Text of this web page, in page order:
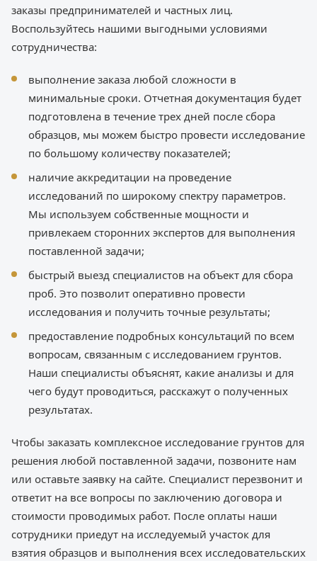
заказы предпринимателей и частных лиц.
Воспользуйтесь нашими выгодными условиями
сотрудничества:
выполнение заказа любой сложности в
минимальные сроки. Отчетная документация будет
подготовлена в течение трех дней после сбора
образцов, мы можем быстро провести исследование
по большому количеству показателей;
наличие аккредитации на проведение
исследований по широкому спектру параметров.
Мы используем собственные мощности и
привлекаем сторонних экспертов для выполнения
поставленной задачи;
быстрый выезд специалистов на объект для сбора
проб. Это позволит оперативно провести
исследования и получить точные результаты;
предоставление подробных консультаций по всем
вопросам, связанным с исследованием грунтов.
Наши специалисты объяснят, какие анализы и для
чего будут проводиться, расскажут о полученных
результатах.
Чтобы заказать комплексное исследование грунтов для
решения любой поставленной задачи, позвоните нам
или оставьте заявку на сайте. Специалист перезвонит и
ответит на все вопросы по заключению договора и
стоимости проводимых работ. После оплаты наши
сотрудники приедут на исследуемый участок для
взятия образцов и выполнения всех исследовательских